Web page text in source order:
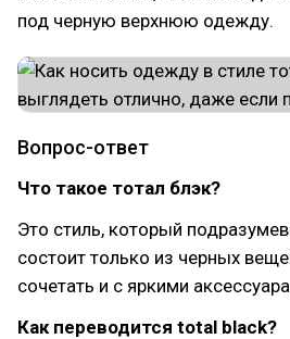
под черную верхнюю одежду.
Вопрос-ответ
Что такое тотал блэк?
Это стиль, который
состоит только из черных
сочетать и с яркими
Как переводится total black?